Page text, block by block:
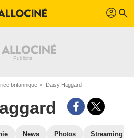
profil search
britannique Daisy Haggard
News Photos Streaming